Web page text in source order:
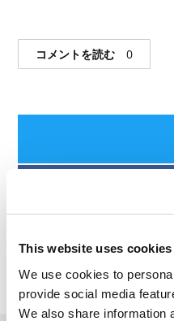
This website uses cookies
We use cookies to
provide social media
We also share information
コメントを読む 0